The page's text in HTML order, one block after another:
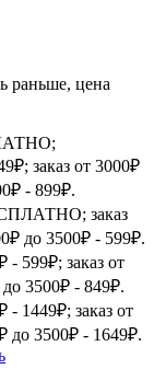
раньше, цена
заказ от 3000₽
- 899₽.
заказ
до 3500₽ - 599₽.
- 599₽; заказ от
3500₽ - 849₽.
- 1449₽; заказ от
до 3500₽ - 1649₽.